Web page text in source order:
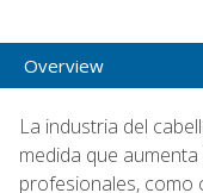
Overview
La industria del
medida que
profesionales, como